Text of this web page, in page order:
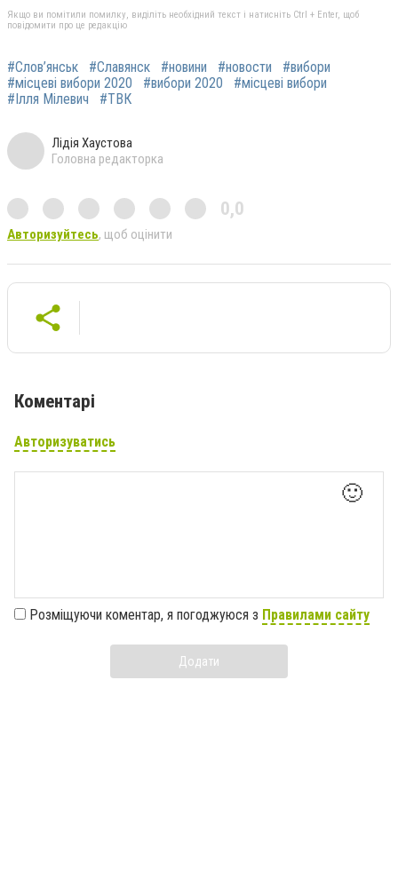
Якщо ви помітили помилку, виділіть необхідний текст і натисніть Ctrl + Enter, щоб
повідомити про це редакцію
#Слов’янськ #Славянск #новини #новости
#вибори
#місцеві вибори 2020
#вибори 2020
#місцеві вибори
#Ілля Мілевич
#ТВК
Лідія Хаустова
Головна редакторка
0,0
Авторизуйтесь, щоб оцінити
Коментарі
Авторизуватись
🙂
Розміщуючи коментар, я погоджуюся з Правилами сайту
Додати